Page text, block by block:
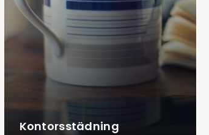
Kontorsstädning